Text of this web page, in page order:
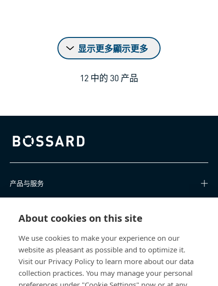
About cookies on this site
We use cookies to make your experience on our
website as pleasant as possible and to optimize it.
Visit our Privacy Policy to learn more about our data
collection practices. You may manage your personal
显示更多顯示更多
12 中的 30 产品
Bossard homepage
产品与服务
关于我们
联系我们